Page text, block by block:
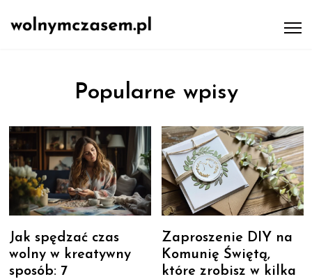
Popularne wpisy
Jak spędzać czas
wolny w kreatywny
sposób: 7
Zaproszenie DIY na
Komunię Świętą,
które zrobisz w kilka